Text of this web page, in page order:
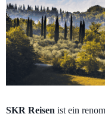
SKR Reisen ist ein